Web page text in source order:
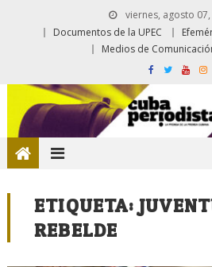
viernes, agosto
Documentos de la UPEC
Medios de
ETIQUETA:
REBELDE